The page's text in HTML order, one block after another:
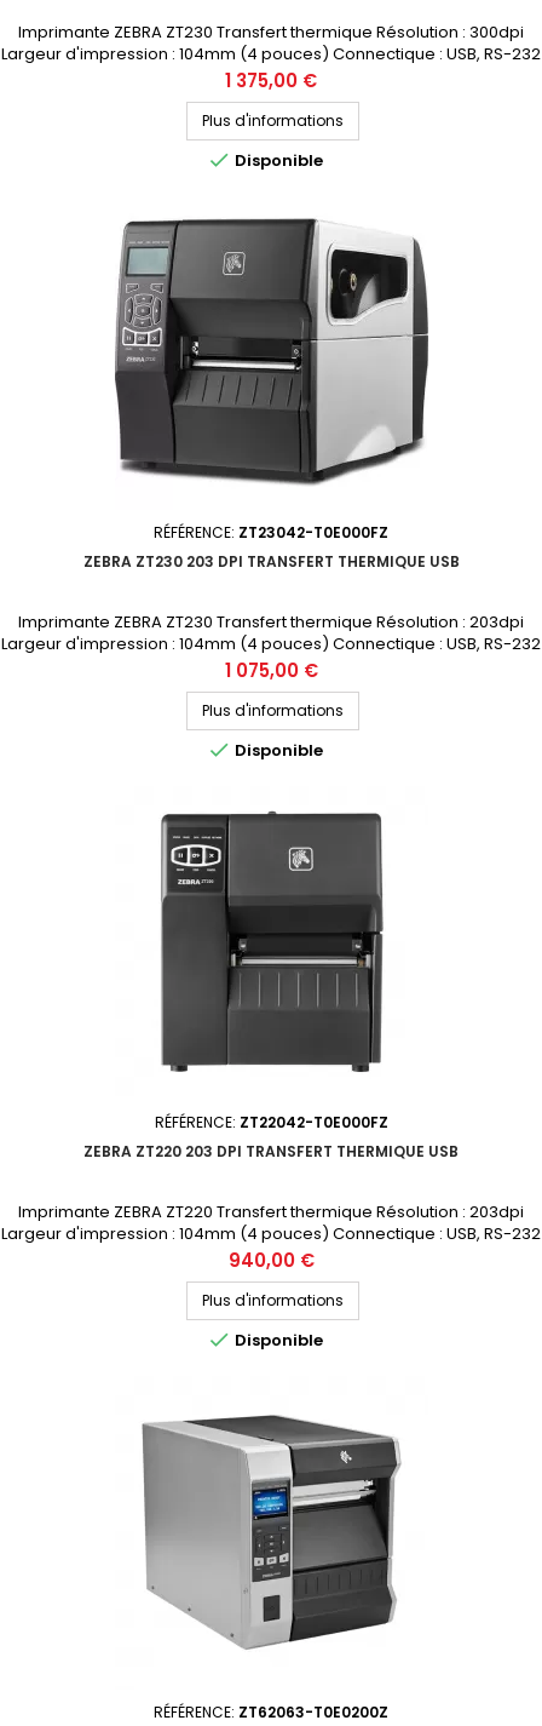
Imprimante ZEBRA ZT230 Transfert thermique Résolution : 300dpi
Largeur d'impression : 104mm (4 pouces) Connectique : USB, RS-232
Prix public (avant remise) : 1375€ HT Demandez votre devis
personnalisé
Prix
1 375,00 €
Plus d'informations
 Disponible
RÉFÉRENCE: ZT23042-T0E000FZ
ZEBRA ZT230 203 DPI TRANSFERT THERMIQUE USB
Imprimante ZEBRA ZT230 Transfert thermique Résolution : 203dpi
Largeur d'impression : 104mm (4 pouces) Connectique : USB, RS-232
Prix public (avant remise) : 1075€ HT Demandez votre devis
personnalisé
Prix
1 075,00 €
Plus d'informations
 Disponible
RÉFÉRENCE: ZT22042-T0E000FZ
ZEBRA ZT220 203 DPI TRANSFERT THERMIQUE USB
Imprimante ZEBRA ZT220 Transfert thermique Résolution : 203dpi
Largeur d'impression : 104mm (4 pouces) Connectique : USB, RS-232
Prix public (avant remise) : 940€ HT Demandez votre devis
personnalisé
Prix
940,00 €
Plus d'informations
 Disponible
RÉFÉRENCE: ZT62063-T0E0200Z